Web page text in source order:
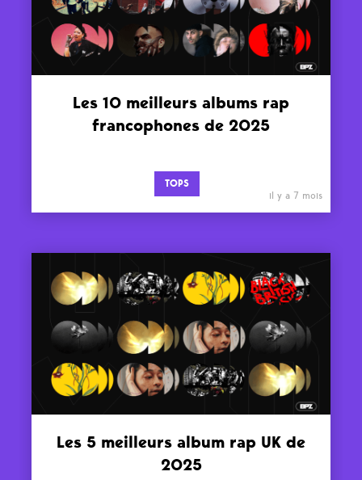
Les 10 meilleurs albums rap
francophones de 2025
TOPS
il y a 7 mois
Les 5 meilleurs album rap UK de
2025